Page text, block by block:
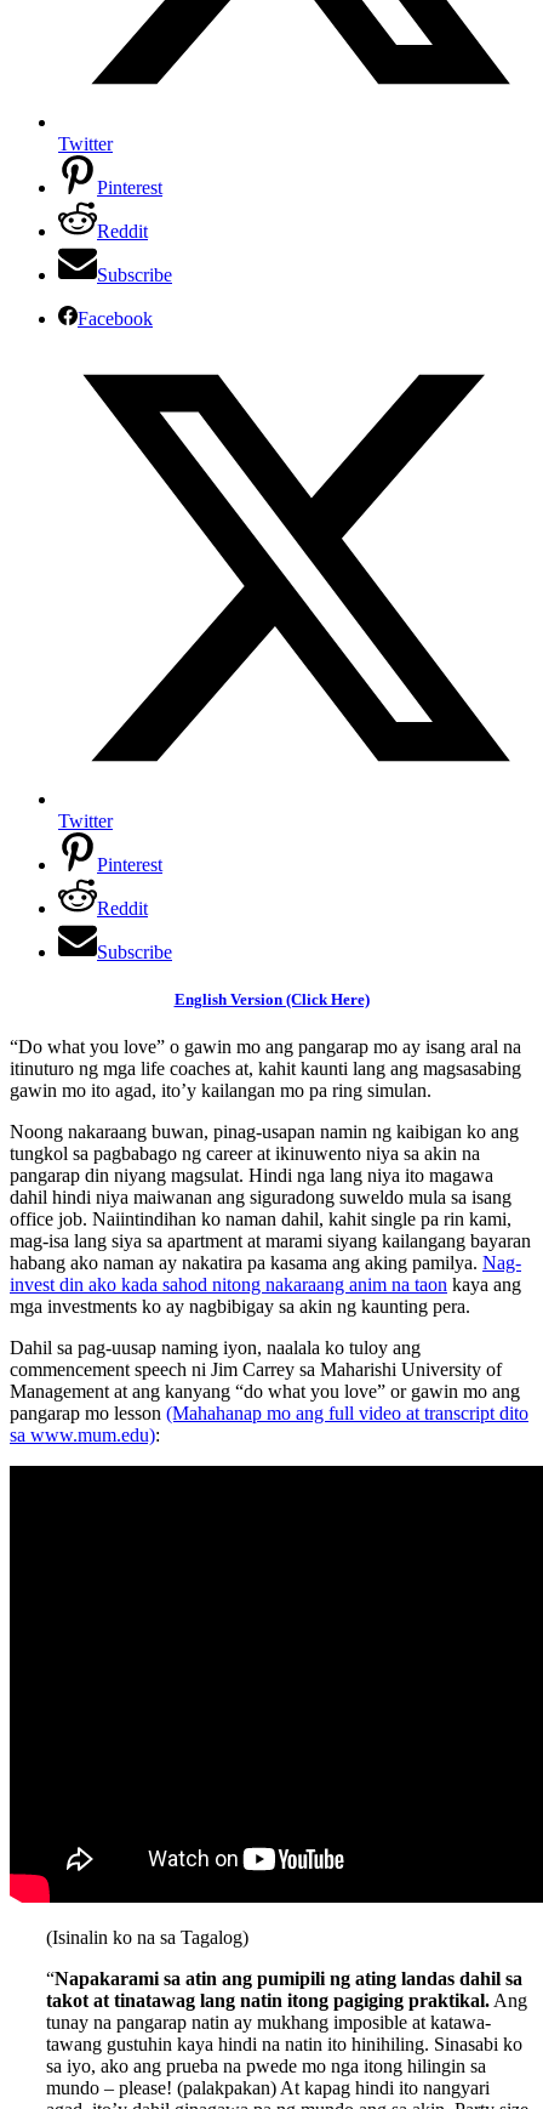
Twitter
Pinterest
Reddit
Subscribe
Facebook
Twitter
Pinterest
Reddit
Subscribe
English Version (Click Here)
“Do what you love” o gawin mo ang pangarap mo ay isang aral na
itinuturo ng mga life coaches at, kahit kaunti lang ang magsasabing
gawin mo ito agad, ito’y kailangan mo pa ring simulan.
Noong nakaraang buwan, pinag-usapan namin ng kaibigan ko ang
tungkol sa pagbabago ng career at ikinuwento niya sa akin na
pangarap din niyang magsulat. Hindi nga lang niya ito magawa
dahil hindi niya maiwanan ang siguradong suweldo mula sa isang
office job. Naiintindihan ko naman dahil, kahit single pa rin kami,
mag-isa lang siya sa apartment at marami siyang kailangang bayaran
habang ako naman ay nakatira pa kasama ang aking pamilya. Nag-
invest din ako kada sahod nitong nakaraang anim na taon kaya ang
mga investments ko ay nagbibigay sa akin ng kaunting pera.
Dahil sa pag-uusap naming iyon, naalala ko tuloy ang
commencement speech ni Jim Carrey sa Maharishi University of
Management at ang kanyang “do what you love” or gawin mo ang
pangarap mo lesson (Mahahanap mo ang full video at transcript dito
sa www.mum.edu):
(Isinalin ko na sa Tagalog)
“Napakarami sa atin ang pumipili ng ating landas dahil sa
takot at tinatawag lang natin itong pagiging praktikal. Ang
tunay na pangarap natin ay mukhang imposible at katawa-
tawang gustuhin kaya hindi na natin ito hinihiling. Sinasabi ko
sa iyo, ako ang prueba na pwede mo nga itong hilingin sa
mundo – please! (palakpakan) At kapag hindi ito nangyari